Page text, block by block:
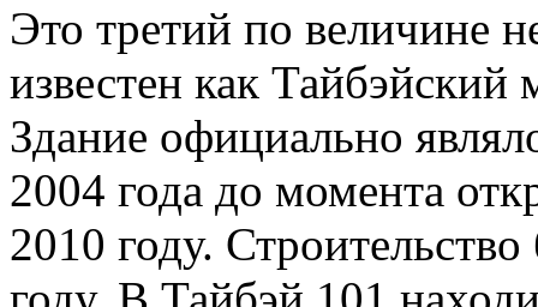
Это третий по величине
известен как
Здание официально
2004 года до момента
2010 году.